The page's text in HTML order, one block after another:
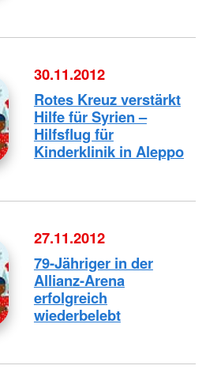
30.11.2012
Rotes Kreuz verstärkt
Hilfe für Syrien –
Hilfsflug für
Kinderklinik in Aleppo
27.11.2012
79-Jähriger in der
Allianz-Arena
erfolgreich
wiederbelebt